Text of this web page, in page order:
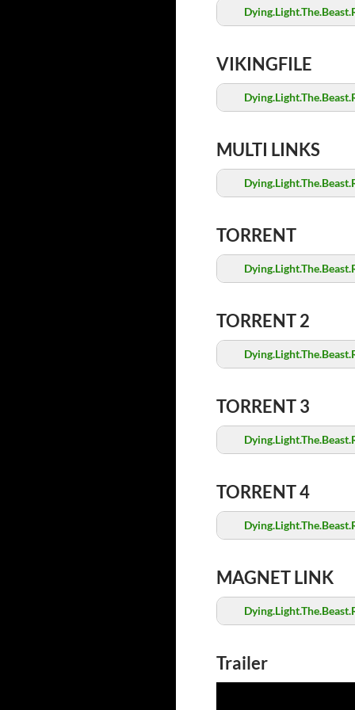
VIKINGFILE
MULTI LINKS
TORRENT
TORRENT 2
TORRENT 3
TORRENT 4
MAGNET LINK
Trailer